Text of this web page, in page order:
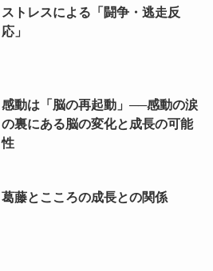
ストレスによる「闘争・逃走反
応」
感動は「脳の再起動」──感動の涙
の裏にある脳の変化と成長の可能
性
葛藤とこころの成長との関係